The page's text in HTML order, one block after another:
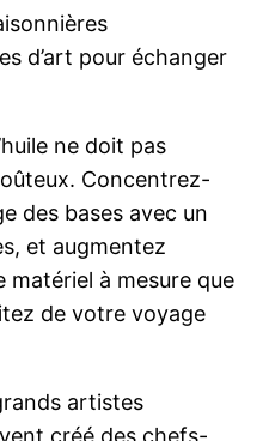
d’art pour échanger
ne doit pas
Concentrez-
des bases avec un
et augmentez
à mesure que
de votre voyage
artistes
créé des chefs-